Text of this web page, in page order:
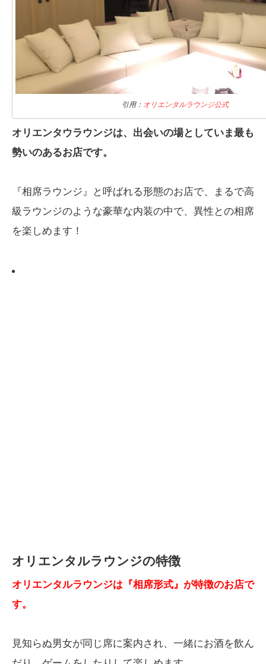
引用： オリエンタルラウンジ公式
オリエンタウラウンジは、出会いの場としていま最も
勢いのあるお店です。
『相席ラウンジ』と呼ばれる形態のお店で、まるで高
級ラウンジのような豪華な内装の中で、異性との相席
を楽しめます！
オリエンタルラウンジの特徴
オリエンタルラウンジは『相席形式』が特徴のお店で
す。
見知らぬ男女が同じ席に案内され、一緒にお酒を飲ん